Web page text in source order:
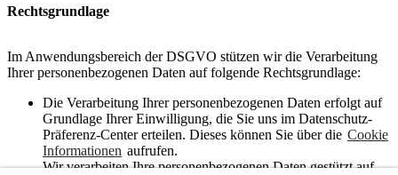
Rechtsgrundlage
Im Anwendungsbereich der DSGVO stützen wir die Verarbeitung
Ihrer personenbezogenen Daten auf folgende Rechtsgrundlage:
Die Verarbeitung Ihrer personenbezogenen Daten erfolgt auf
Grundlage Ihrer Einwilligung, die Sie uns im Datenschutz-
Präferenz-Center erteilen. Dieses können Sie über die Cookie
Informationen aufrufen.
Wir verarbeiten Ihre personenbezogenen Daten gestützt auf